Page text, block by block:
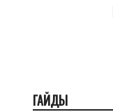
ГАЙДЫ